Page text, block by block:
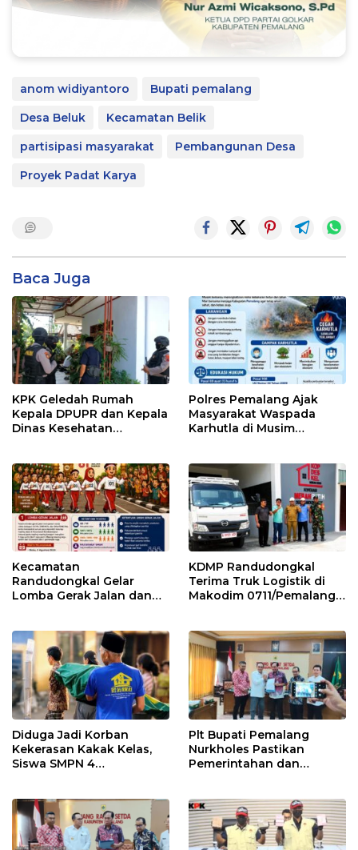
anom widiyantoro
Bupati pemalang
Desa Beluk
Kecamatan Belik
partisipasi masyarakat
Pembangunan Desa
Proyek Padat Karya
Baca Juga
KPK Geledah Rumah
Kepala DPUPR dan Kepala
Dinas Kesehatan
Polres Pemalang Ajak
Masyarakat Waspada
Karhutla di Musim
Kecamatan
Randudongkal Gelar
Lomba Gerak Jalan dan
KDMP Randudongkal
Terima Truk Logistik di
Makodim 0711/Pemalang
Diduga Jadi Korban
Kekerasan Kakak Kelas,
Siswa SMPN 4
Plt Bupati Pemalang
Nurkholes Pastikan
Pemerintahan dan